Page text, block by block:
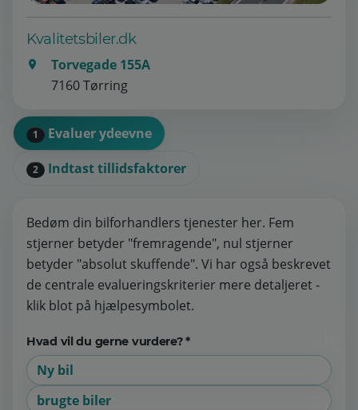
Kvalitetsbiler.dk
Torvegade 155A
7160 Tørring
1 Evaluer ydeevne
2 Indtast tillidsfaktorer
Bedøm din bilforhandlers tjenester her. Fem
stjerner betyder "fremragende", nul stjerner
betyder "absolut skuffende". Vi har også beskrevet
de centrale evalueringskriterier mere detaljeret -
klik blot på hjælpesymbolet.
Hvad vil du gerne vurdere? *
Ny bil
brugte biler